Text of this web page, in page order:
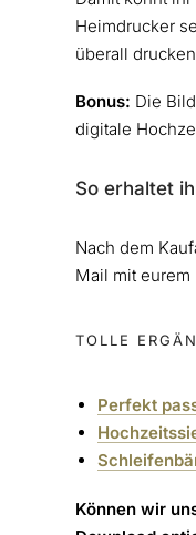
Heimdrucker
überall
Bonus: Die
digitale
So erhaltet
Nach dem
Mail mit eurem
TOLLE
Perfekt
Können wir